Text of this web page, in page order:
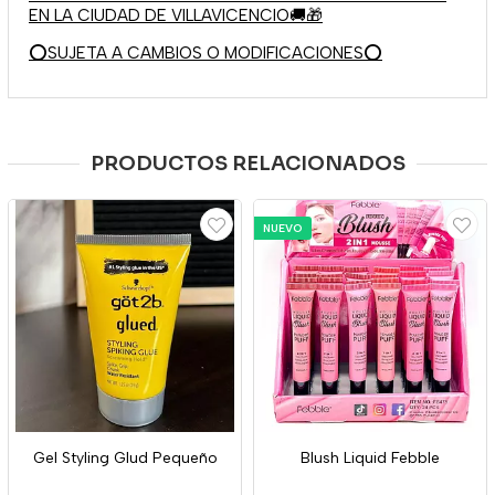
EN LA CIUDAD DE VILLAVICENCIO🚚🎁
⭕SUJETA A CAMBIOS O MODIFICACIONES⭕
PRODUCTOS RELACIONADOS
Gel Styling Glud Pequeño
NUEVO
Blush Liquid Febble